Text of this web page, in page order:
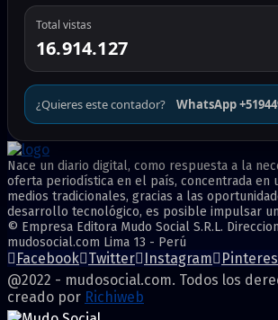
Total vistas
16.914.127
¿Quieres este contador? WhatsApp
Nace un diario digital, como respuesta a la
oferta periodística en el país, concentrada en
medios tradicionales, gracias a las
desarrollo tecnológico, es posible impulsar
© Empresa Editora Mudo Social S.R.L.
mudosocial.com Lima 13 - Perú
Facebook Twitter Instagram
@2022 - mudosocial.com. Todos los
creado por Richiweb